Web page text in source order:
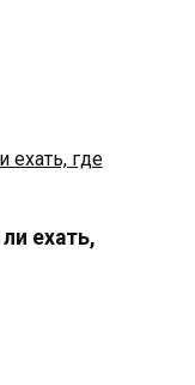
ехать,